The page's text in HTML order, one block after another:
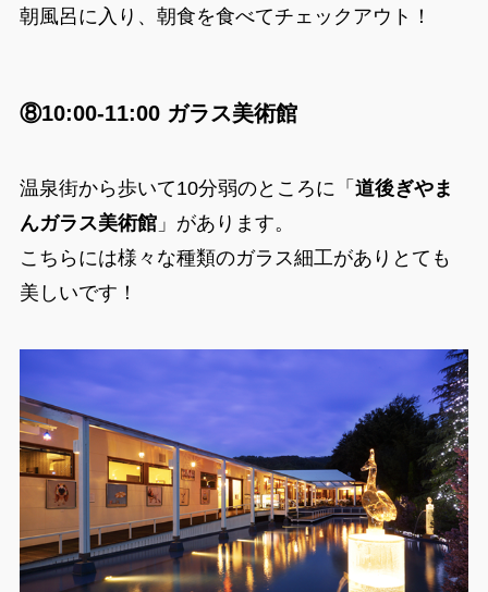
朝風呂に入り、朝食を食べてチェックアウト！
⑧10:00-11:00 ガラス美術館
温泉街から歩いて10分弱のところに「 道後ぎやま
んガラス美術館」があります。
こちらには様々な種類のガラス細工がありとても
美しいです！